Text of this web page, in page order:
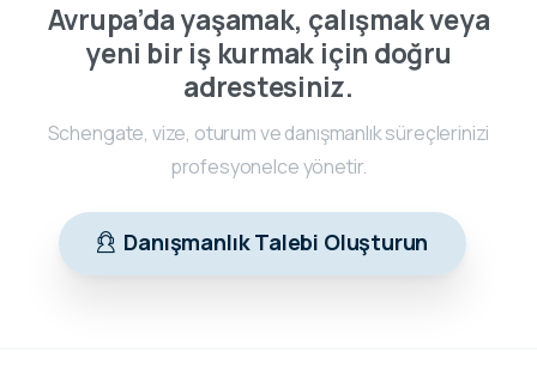
Avrupa’da yaşamak, çalışmak veya
yeni bir iş kurmak için doğru
adrestesiniz.
Schengate, vize, oturum ve danışmanlık süreçlerinizi
profesyonelce yönetir.
Danışmanlık Talebi Oluşturun